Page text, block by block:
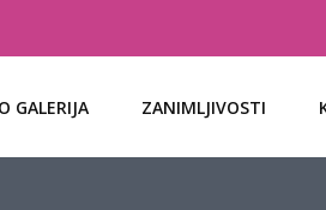
GALERIJA ZANIMLJIVOSTI